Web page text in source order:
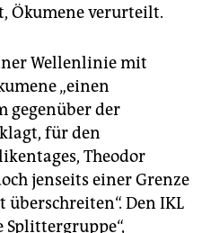
Ökumene verurteilt.
Wellenlinie mit
„einen
gegenüber der
für den
Theodor
jenseits einer Grenze
Den IKL
Splittergruppe“,